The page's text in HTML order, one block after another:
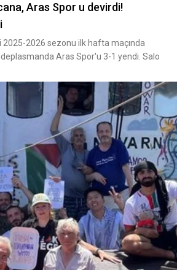
Aras Spor u devirdi!
2026 sezonu ilk hafta maçında
Aras Spor'u 3-1 yendi. Salo